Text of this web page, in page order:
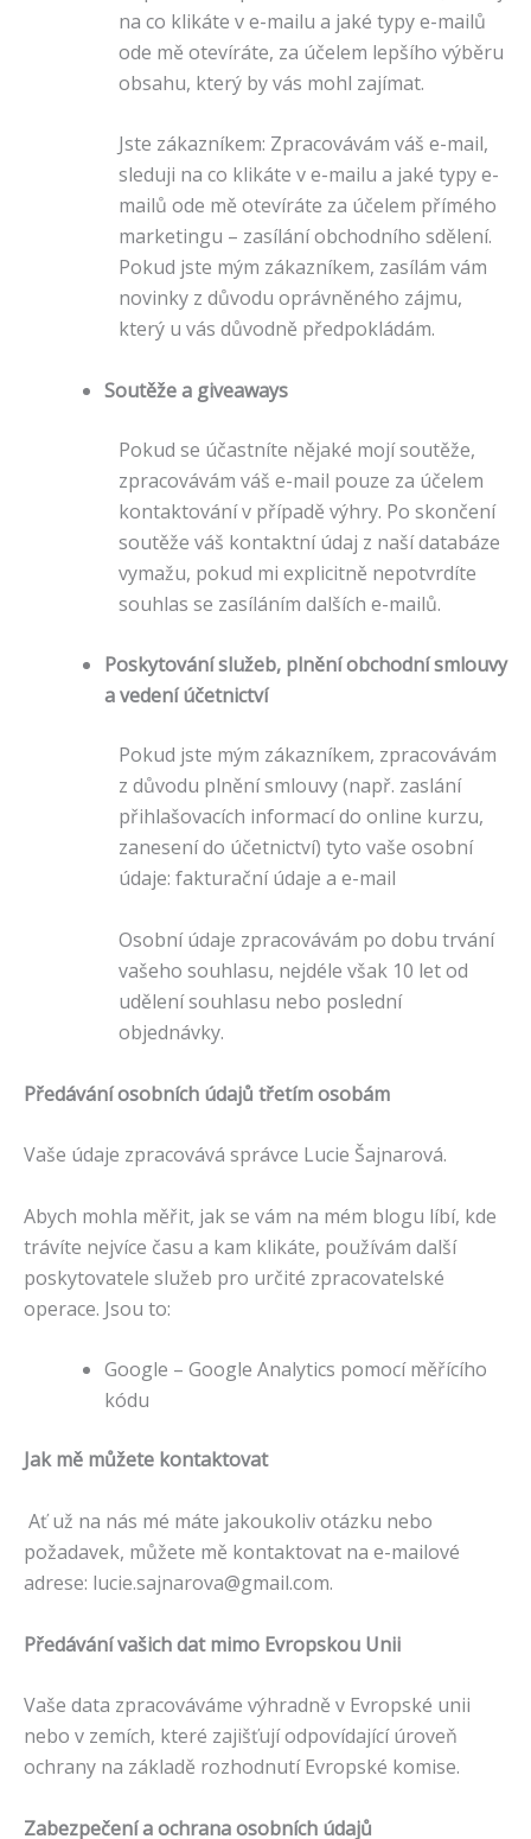
na co klikáte v e-mailu a jaké typy e-mailů
ode mě otevíráte, za účelem lepšího výběru
obsahu, který by vás mohl zajímat.
Jste zákazníkem: Zpracovávám váš e-mail,
sleduji na co klikáte v e-mailu a jaké typy e-
mailů ode mě otevíráte za účelem přímého
marketingu – zasílání obchodního sdělení.
Pokud jste mým zákazníkem, zasílám vám
novinky z důvodu oprávněného zájmu,
který u vás důvodně předpokládám.
Soutěže a giveaways
Pokud se účastníte nějaké mojí soutěže,
zpracovávám váš e-mail pouze za účelem
kontaktování v případě výhry. Po skončení
soutěže váš kontaktní údaj z naší databáze
vymažu, pokud mi explicitně nepotvrdíte
souhlas se zasíláním dalších e-mailů.
Poskytování služeb, plnění obchodní smlouvy
a vedení účetnictví
Pokud jste mým zákazníkem, zpracovávám
z důvodu plnění smlouvy (např. zaslání
přihlašovacích informací do online kurzu,
zanesení do účetnictví) tyto vaše osobní
údaje: fakturační údaje a e-mail
Osobní údaje zpracovávám po dobu trvání
vašeho souhlasu, nejdéle však 10 let od
udělení souhlasu nebo poslední
objednávky.
Předávání osobních údajů třetím osobám
Vaše údaje zpracovává správce Lucie Šajnarová.
Abych mohla měřit, jak se vám na mém blogu líbí, kde
trávíte nejvíce času a kam klikáte, používám další
poskytovatele služeb pro určité zpracovatelské
operace. Jsou to:
Google – Google Analytics pomocí měřícího
kódu
Jak mě můžete kontaktovat
Ať už na nás mé máte jakoukoliv otázku nebo
požadavek, můžete mě kontaktovat na e-mailové
adrese: lucie.sajnarova@gmail.com.
Předávání vašich dat mimo Evropskou Unii
Vaše data zpracováváme výhradně v Evropské unii
nebo v zemích, které zajišťují odpovídající úroveň
ochrany na základě rozhodnutí Evropské komise.
Zabezpečení a ochrana osobních údajů